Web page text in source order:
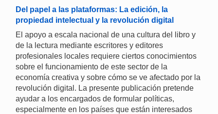
Del papel a las plataformas: La edición, la
propiedad intelectual y la revolución digital
El apoyo a escala nacional de una cultura del libro y
de la lectura mediante escritores y editores
profesionales locales requiere ciertos conocimientos
sobre el funcionamiento de este sector de la
economía creativa y sobre cómo se ve afectado por la
revolución digital. La presente publicación pretende
ayudar a los encargados de formular políticas,
especialmente en los países que están interesados